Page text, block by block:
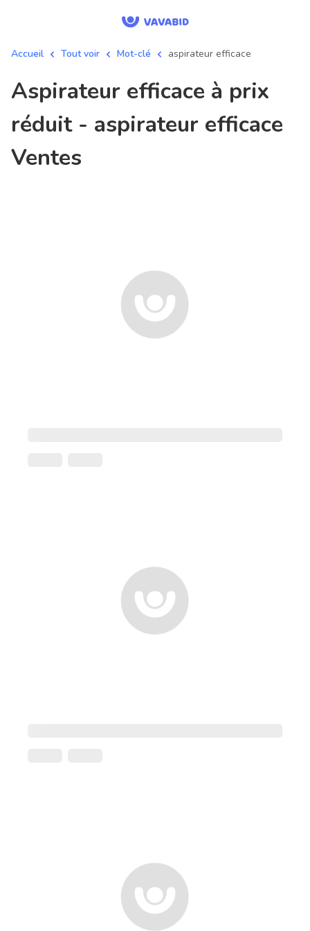
Accueil Tout voir Mot-clé aspirateur efficace
aspirateur efficace à prix
réduit - aspirateur efficace
Ventes